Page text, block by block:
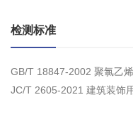
检测标准
GB/T 18847-2002 聚氯乙
JC/T 2605-2021 建筑装饰